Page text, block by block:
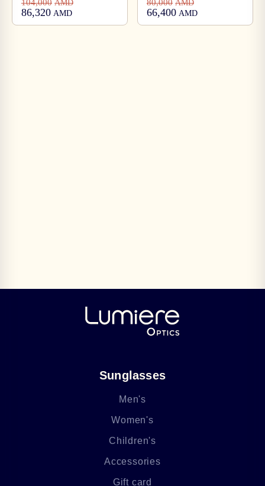
104,000 AMD
86,320 AMD
80,000 AMD
66,400 AMD
Sunglasses
Men's
Women's
Children's
Accessories
Gift card